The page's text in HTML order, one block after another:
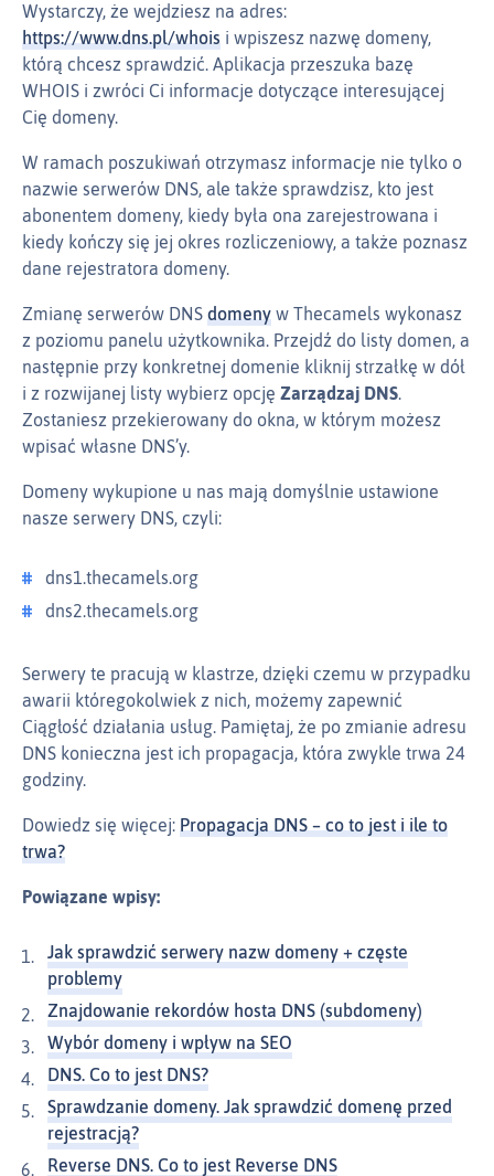
Wystarczy, że wejdziesz na adres:
https://www.dns.pl/whois i wpiszesz nazwę domeny,
którą chcesz sprawdzić. Aplikacja przeszuka bazę
WHOIS i zwróci Ci informacje dotyczące interesującej
Cię domeny.
W ramach poszukiwań otrzymasz informacje nie tylko o
nazwie serwerów DNS, ale także sprawdzisz, kto jest
abonentem domeny, kiedy była ona zarejestrowana i
kiedy kończy się jej okres rozliczeniowy, a także poznasz
dane rejestratora domeny.
Zmianę serwerów DNS domeny w Thecamels wykonasz
z poziomu panelu użytkownika. Przejdź do listy domen, a
następnie przy konkretnej domenie kliknij strzałkę w dół
i z rozwijanej listy wybierz opcję Zarządzaj DNS.
Zostaniesz przekierowany do okna, w którym możesz
wpisać własne DNS’y.
Domeny wykupione u nas mają domyślnie ustawione
nasze serwery DNS, czyli:
dns1.thecamels.org
dns2.thecamels.org
Serwery te pracują w klastrze, dzięki czemu w przypadku
awarii któregokolwiek z nich, możemy zapewnić
Ciągłość działania usług. Pamiętaj, że po zmianie adresu
DNS konieczna jest ich propagacja, która zwykle trwa 24
godziny.
Dowiedz się więcej: Propagacja DNS – co to jest i ile to
trwa?
Powiązane wpisy:
Jak sprawdzić serwery nazw domeny + częste
problemy
Znajdowanie rekordów hosta DNS (subdomeny)
Wybór domeny i wpływ na SEO
DNS. Co to jest DNS?
Sprawdzanie domeny. Jak sprawdzić domenę przed
rejestracją?
Reverse DNS. Co to jest Reverse DNS